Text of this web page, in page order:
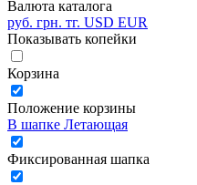
Валюта каталога
руб. грн. тг. USD EUR
Показывать копейки
Корзина
Положение корзины
В шапке Летающая
Фиксированная шапка